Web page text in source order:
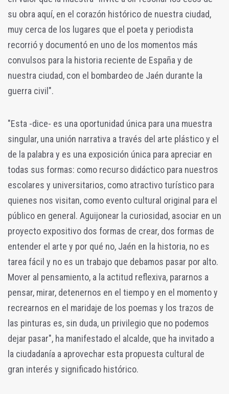
su obra aquí, en el corazón histórico de nuestra ciudad,
muy cerca de los lugares que el poeta y periodista
recorrió y documentó en uno de los momentos más
convulsos para la historia reciente de España y de
nuestra ciudad, con el bombardeo de Jaén durante la
guerra civil".
"Esta -dice- es una oportunidad única para una muestra
singular, una unión narrativa a través del arte plástico y el
de la palabra y es una exposición única para apreciar en
todas sus formas: como recurso didáctico para nuestros
escolares y universitarios, como atractivo turístico para
quienes nos visitan, como evento cultural original para el
público en general. Aguijonear la curiosidad, asociar en un
proyecto expositivo dos formas de crear, dos formas de
entender el arte y por qué no, Jaén en la historia, no es
tarea fácil y no es un trabajo que debamos pasar por alto.
Mover al pensamiento, a la actitud reflexiva, pararnos a
pensar, mirar, detenernos en el tiempo y en el momento y
recrearnos en el maridaje de los poemas y los trazos de
las pinturas es, sin duda, un privilegio que no podemos
dejar pasar", ha manifestado el alcalde, que ha invitado a
la ciudadanía a aprovechar esta propuesta cultural de
gran interés y significado histórico.